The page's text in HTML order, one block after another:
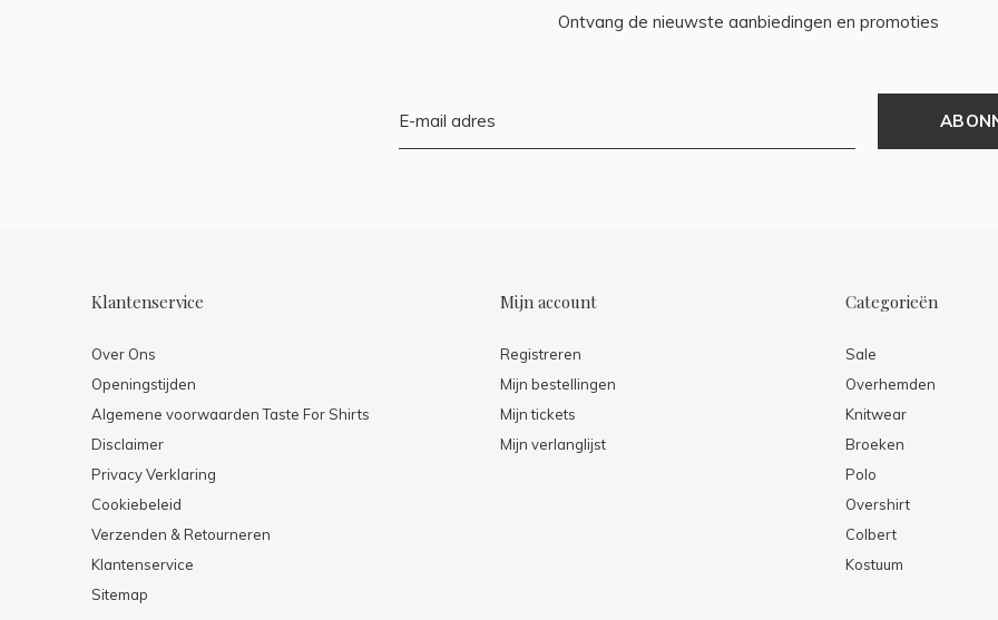
Ontvang de nieuwste aanbiedingen en promoties
Klantenservice
Over Ons
Openingstijden
Algemene voorwaarden Taste For Shirts
Disclaimer
Privacy Verklaring
Cookiebeleid
Verzenden & Retourneren
Klantenservice
Sitemap
Mijn account
Registreren
Mijn bestellingen
Mijn tickets
Mijn verlanglijst
Categorieën
Sale
Overhemden
Knitwear
Broeken
Polo
Overshirt
Colbert
Kostuum